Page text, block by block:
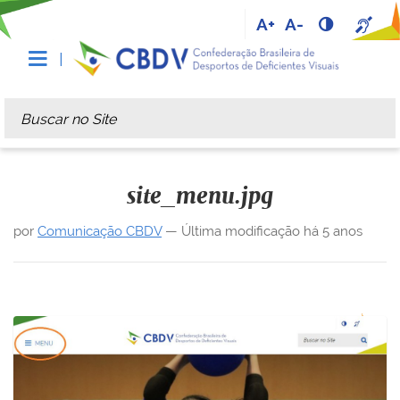
A+ A-
Busca
Busca Avançada…
site_menu.jpg
por Comunicação CBDV— Última modificação há 5 anos